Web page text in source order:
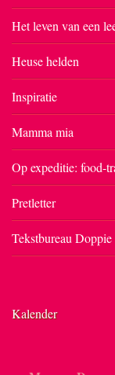
Het leven van een
Heuse helden
Inspiratie
Mamma mia
Op expeditie: food-
Pretletter
Tekstbureau Doppie
Kalender